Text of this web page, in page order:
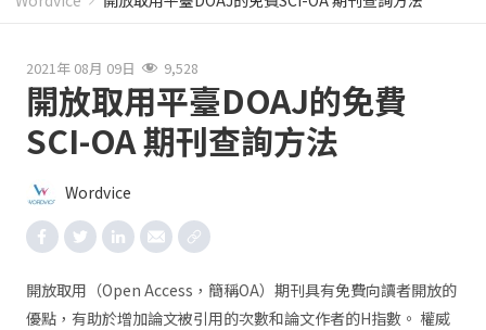
2021年 08月 09日 9,528
開放取用平臺DOAJ的免費
SCI-OA 期刊查詢方法
Wordvice
開放取用（Open Access，簡稱OA）期刊具有免費向讀者開放的
優點，有助於增加論文被引用的次數和論文作者的H指數。 權威